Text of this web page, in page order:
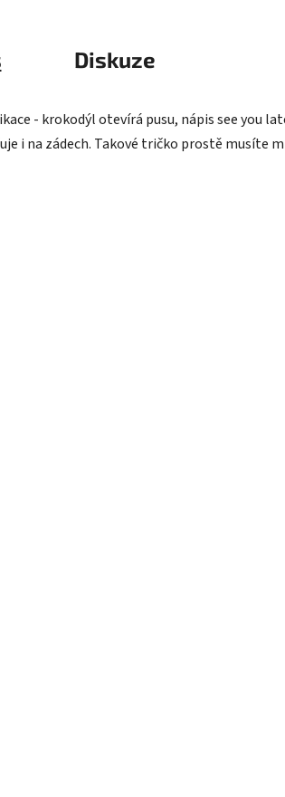
Diskuze
- krokodýl otevírá pusu, nápis see you
i na zádech. Takové tričko prostě musíte